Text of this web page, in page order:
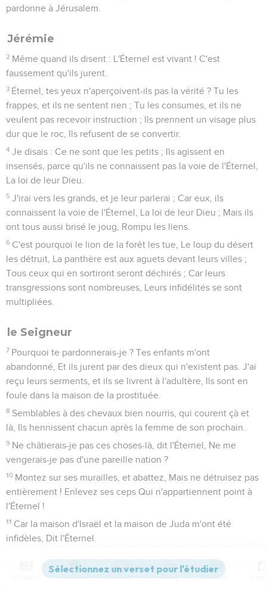
pardonne à Jérusalem.
Jérémie
2 Même quand ils disent : L'Éternel est vivant ! C'est
faussement qu'ils jurent.
3 Éternel, tes yeux n'aperçoivent-ils pas la vérité ? Tu les
frappes, et ils ne sentent rien ; Tu les consumes, et ils ne
veulent pas recevoir instruction ; Ils prennent un visage plus
dur que le roc, Ils refusent de se convertir.
4 Je disais : Ce ne sont que les petits ; Ils agissent en
insensés, parce qu'ils ne connaissent pas la voie de l'Éternel,
La loi de leur Dieu.
5 J'irai vers les grands, et je leur parlerai ; Car eux, ils
connaissent la voie de l'Éternel, La loi de leur Dieu ; Mais ils
ont tous aussi brisé le joug, Rompu les liens.
6 C'est pourquoi le lion de la forêt les tue, Le loup du désert
les détruit, La panthère est aux aguets devant leurs villes ;
Tous ceux qui en sortiront seront déchirés ; Car leurs
transgressions sont nombreuses, Leurs infidélités se sont
multipliées.
le Seigneur
7 Pourquoi te pardonnerais-je ? Tes enfants m'ont
abandonné, Et ils jurent par des dieux qui n'existent pas. J'ai
reçu leurs serments, et ils se livrent à l'adultère, Ils sont en
foule dans la maison de la prostituée.
8 Semblables à des chevaux bien nourris, qui courent çà et
là, Ils hennissent chacun après la femme de son prochain.
9 Ne châtierais-je pas ces choses-là, dit l'Éternel, Ne me
vengerais-je pas d'une pareille nation ?
10 Montez sur ses murailles, et abattez, Mais ne détruisez pas
entièrement ! Enlevez ses ceps Qui n'appartiennent point à
l'Éternel !
11 Car la maison d'Israël et la maison de Juda m'ont été
infidèles, Dit l'Éternel.
Les conséquences d'un abandon
Versions Commentaires Strong